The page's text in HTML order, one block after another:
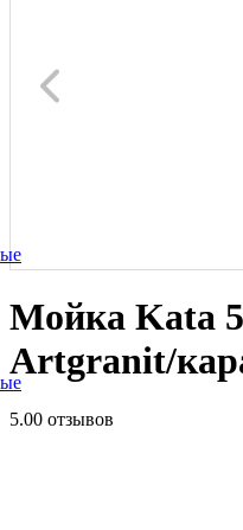
Мойка Kata
Artgranit/
5.00 отзывов